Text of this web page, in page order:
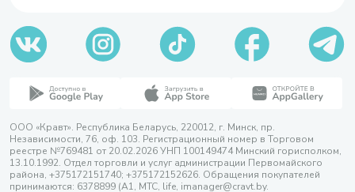
ООО «Кравт». Республика Беларусь, 220012, г. Минск, пр.
Независимости, 76, оф. 103. Регистрационный номер в Торговом
реестре №769481 от 20.02.2026 УНП 100149474 Минский горисполком,
13.10.1992. Отдел торговли и услуг администрации Первомайского
района, +375172151740; +375172152626. Обращения покупателей
принимаются: 6378899 (А1, МТС, life, imanager@cravt.by.